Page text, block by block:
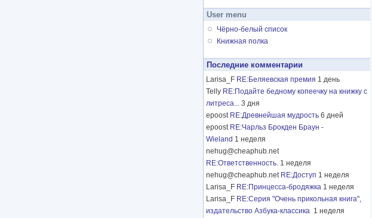
User menu
Чёрно-белый список
Книжная полка
Последние комментарии
Larisa_F RE:Беляевская премия 1 день
Telly RE:Подайте бедному копеечку на книжку с
литреса... 3 дня
epoost RE:Древнейшая мудрость 6 дней
epoost RE:Чарльз Брокден Браун -
Wieland 1 неделя
nehug@cheaphub.net
RE:Ответственность. 1 неделя
nehug@cheaphub.net RE:Доступ 1 неделя
Larisa_F RE:Принцесса-бродяжка 1 неделя
Larisa_F RE:Серия "Очень прикольная книга",
издательство Азбука-классика 1 неделя